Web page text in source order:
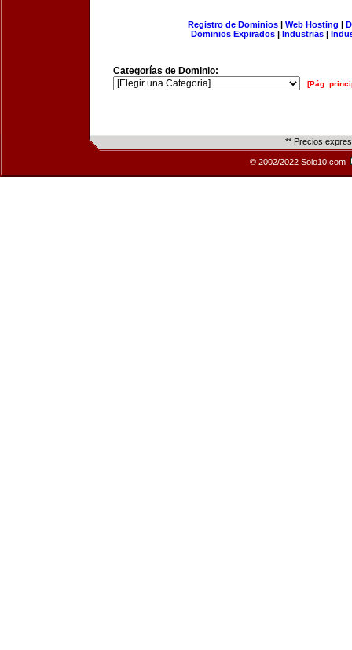
Registro de Dominios| Web Hosting |
Dominios Expirados | Industrias |
Categorías de Dominio:
[Pág.
** Precios
© 2002/2022 Solo10.com